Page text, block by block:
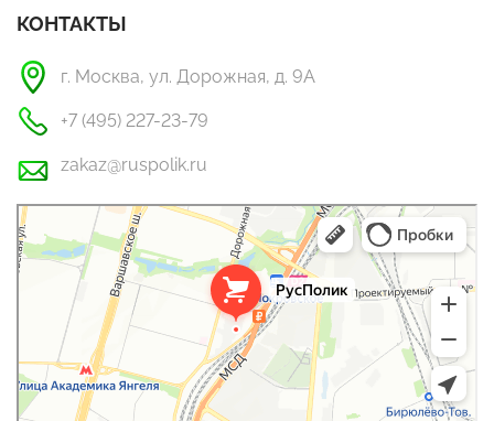
КОНТАКТЫ
г. Москва, ул. Дорожная, д. 9А
+7 (495) 227-23-79
zakaz@ruspolik.ru
РусПолик
Оргстекло, поликарбонат в Москве
Строительные и отделочные работы в Москве